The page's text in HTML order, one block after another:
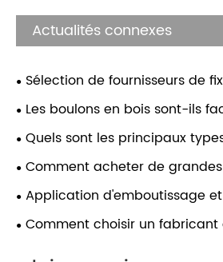
Actualités connexes
Sélection de fournisseurs de
d’emboutissage et de soudage
Les boulons en bois sont-ils
endommagés ? À quels
conviennent-ils ?
Quels sont les principaux
autoperceuses ? Comment
Comment acheter de
boulons hexagonaux à bride
auprès des fabricants de
Application d'emboutissage
pièces de véhicules
Comment choisir un fabricant